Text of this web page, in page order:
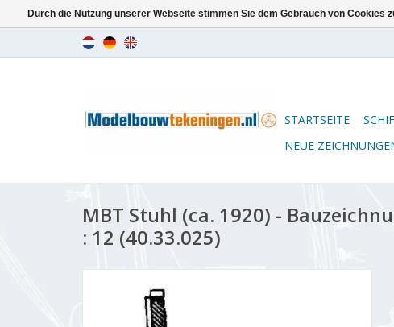
STARTSEITE
NEUE
MBT Stuhl (ca. 1920) -
: 12 (40.33.025)
Durch die Nutzung unserer Webseite stimmen Sie dem Gebrauch von Cookies